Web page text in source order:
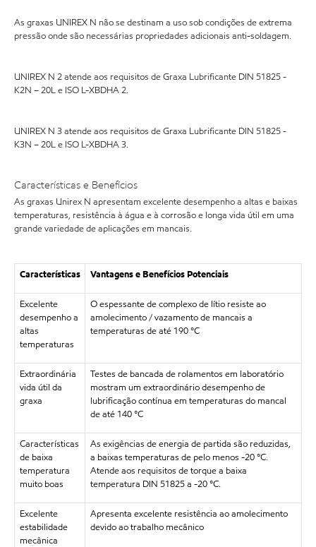
As graxas UNIREX N não se destinam a uso sob condições de extrema
pressão onde são necessárias propriedades adicionais anti-soldagem.
UNIREX N 2 atende aos requisitos de Graxa Lubrificante DIN 51825 -
K2N – 20L e ISO L-XBDHA 2.
UNIREX N 3 atende aos requisitos de Graxa Lubrificante DIN 51825 -
K3N – 20L e ISO L-XBDHA 3.
Características e Benefícios
As graxas Unirex N apresentam excelente desempenho a altas e baixas
temperaturas, resistência à água e à corrosão e longa vida útil em uma
grande variedade de aplicações em mancais.
Características Vantagens e Benefícios Potenciais
Excelente
desempenho a
altas
temperaturas
O espessante de complexo de lítio resiste ao
amolecimento / vazamento de mancais a
temperaturas de até 190 °C
Extraordinária
vida útil da
graxa
Testes de bancada de rolamentos em laboratório
mostram um extraordinário desempenho de
lubrificação contínua em temperaturas do mancal
de até 140 °C
Características
de baixa
temperatura
muito boas
As exigências de energia de partida são reduzidas,
a baixas temperaturas de pelo menos -20 °C.
Atende aos requisitos de torque a baixa
temperatura DIN 51825 a -20 °C.
Excelente
estabilidade
mecânica
Apresenta excelente resistência ao amolecimento
devido ao trabalho mecânico